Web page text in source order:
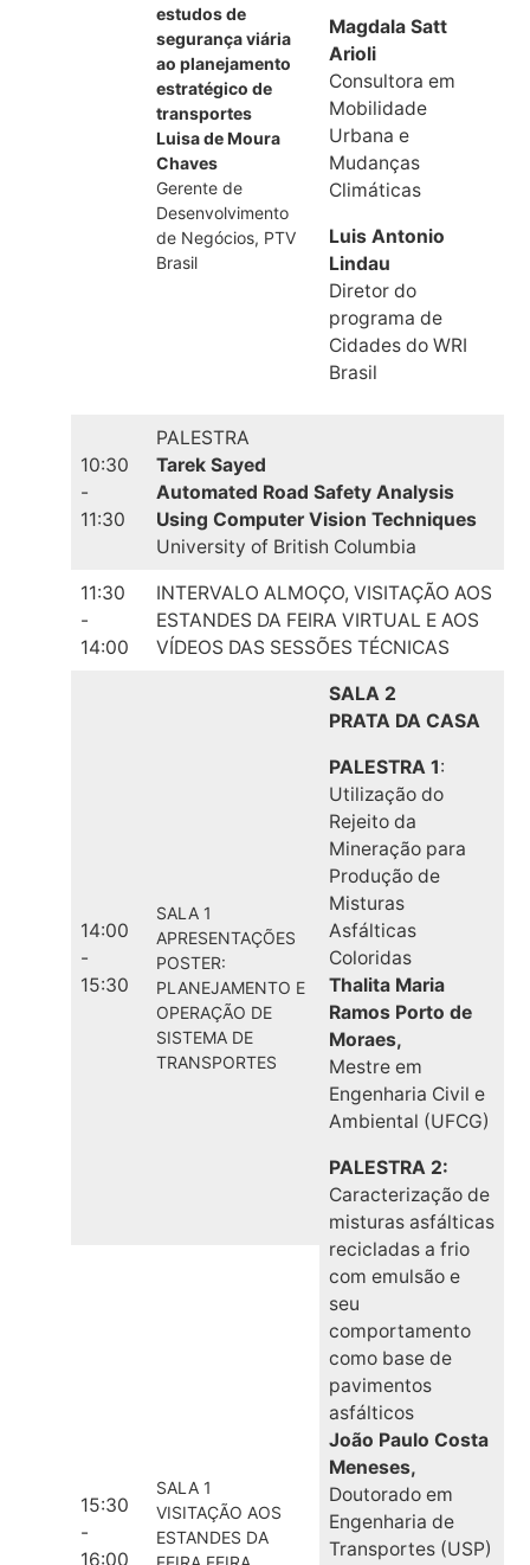
estudos de
segurança viária
ao planejamento
estratégico de
transportes
Luisa de Moura
Chaves
Gerente de
Desenvolvimento
de Negócios, PTV
Brasil
Magdala Satt
Arioli
Consultora em
Mobilidade
Urbana e
Mudanças
Climáticas
Luis Antonio
Lindau
Diretor do
programa de
Cidades do WRI
Brasil
10:30
-
11:30
PALESTRA
Tarek Sayed
Automated Road Safety Analysis
Using Computer Vision Techniques
University of British Columbia
11:30
-
14:00
INTERVALO ALMOÇO, VISITAÇÃO AOS
ESTANDES DA FEIRA VIRTUAL E AOS
VÍDEOS DAS SESSÕES TÉCNICAS
14:00
-
15:30
SALA 1
APRESENTAÇÕES
POSTER:
PLANEJAMENTO E
OPERAÇÃO DE
SISTEMA DE
TRANSPORTES
SALA 2
PRATA DA CASA
PALESTRA 1:
Utilização do
Rejeito da
Mineração para
Produção de
Misturas
Asfálticas
Coloridas
Thalita Maria
Ramos Porto de
Moraes,
Mestre em
Engenharia Civil e
Ambiental (UFCG)
PALESTRA 2:
Caracterização de
misturas asfálticas
recicladas a frio
com emulsão e
seu
comportamento
como base de
pavimentos
asfálticos
João Paulo Costa
Meneses,
Doutorado em
Engenharia de
Transportes (USP)
15:30
-
16:00
SALA 1
VISITAÇÃO AOS
ESTANDES DA